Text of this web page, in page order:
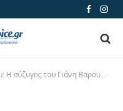
Facebook
πουλάει σκάφος – Το ερώτημα για το αν δηλώθηκε στο Πόθεν Έσχες